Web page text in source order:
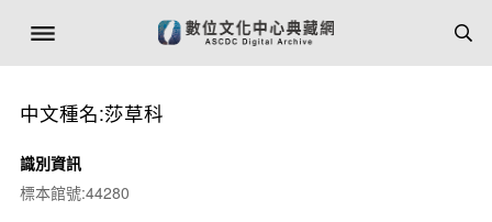
中文種名:莎草科
識別資訊
標本館號:44280